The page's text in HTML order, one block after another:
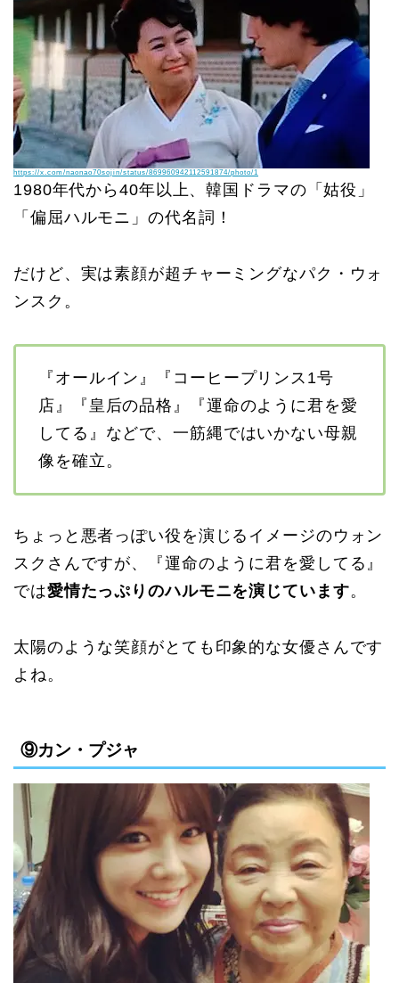
https://x.com/naonao70sojin/status/869960942112591874/photo/1
1980年代から40年以上、韓国ドラマの「姑役」
「偏屈ハルモニ」の代名詞！
だけど、実は素顔が超チャーミングなパク・ウォ
ンスク。
『オールイン』『コーヒープリンス1号
店』『皇后の品格』『運命のように君を愛
してる』などで、一筋縄ではいかない母親
像を確立。
ちょっと悪者っぽい役を演じるイメージのウォン
スクさんですが、『運命のように君を愛してる』
では愛情たっぷりのハルモニを演じています。
太陽のような笑顔がとても印象的な女優さんです
よね。
⑨カン・プジャ